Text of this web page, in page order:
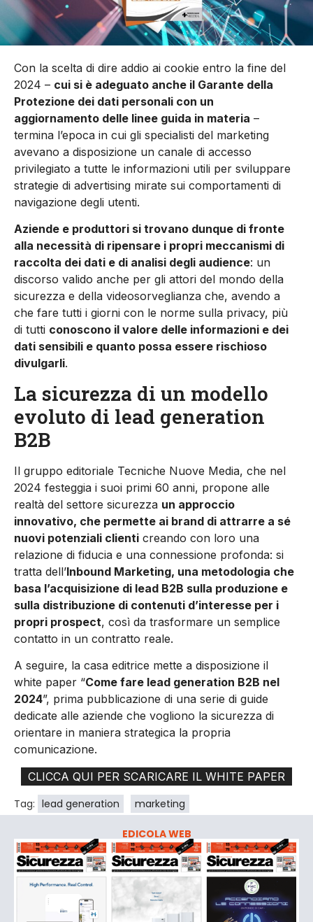
Con la scelta di dire addio ai cookie entro la fine del
2024 – cui si è adeguato anche il Garante della
Protezione dei dati personali con un
aggiornamento delle linee guida in materia –
termina l’epoca in cui gli specialisti del marketing
avevano a disposizione un canale di accesso
privilegiato a tutte le informazioni utili per sviluppare
strategie di advertising mirate sui comportamenti di
navigazione degli utenti.
Aziende e produttori si trovano dunque di fronte
alla necessità di ripensare i propri meccanismi di
raccolta dei dati e di analisi degli audience: un
discorso valido anche per gli attori del mondo della
sicurezza e della videosorveglianza che, avendo a
che fare tutti i giorni con le norme sulla privacy, più
di tutti conoscono il valore delle informazioni e dei
dati sensibili e quanto possa essere rischioso
divulgarli.
La sicurezza di un modello
evoluto di lead generation
B2B
Il gruppo editoriale Tecniche Nuove Media, che nel
2024 festeggia i suoi primi 60 anni, propone alle
realtà del settore sicurezza un approccio
innovativo, che permette ai brand di attrarre a sé
nuovi potenziali clienti creando con loro una
relazione di fiducia e una connessione profonda: si
tratta dell’Inbound Marketing, una metodologia che
basa l’acquisizione di lead B2B sulla produzione e
sulla distribuzione di contenuti d’interesse per i
propri prospect, così da trasformare un semplice
contatto in un contratto reale.
A seguire, la casa editrice mette a disposizione il
white paper “Come fare lead generation B2B nel
2024”, prima pubblicazione di una serie di guide
dedicate alle aziende che vogliono la sicurezza di
orientare in maniera strategica la propria
comunicazione.
CLICCA QUI PER SCARICARE IL WHITE PAPER
Tag: lead generation marketing
EDICOLA WEB